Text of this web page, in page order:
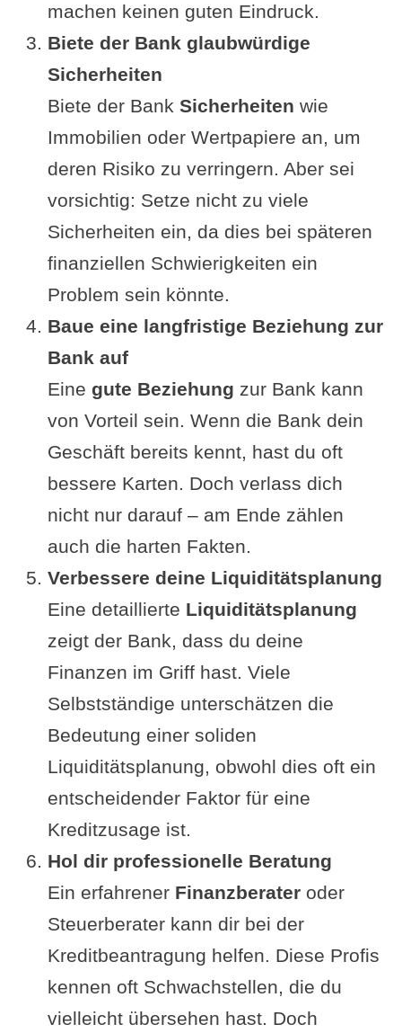
machen keinen guten Eindruck.
Biete der Bank glaubwürdige
Sicherheiten
Biete der Bank Sicherheiten wie
Immobilien oder Wertpapiere an, um
deren Risiko zu verringern. Aber sei
vorsichtig: Setze nicht zu viele
Sicherheiten ein, da dies bei späteren
finanziellen Schwierigkeiten ein
Problem sein könnte.
Baue eine langfristige Beziehung zur
Bank auf
Eine gute Beziehung zur Bank kann
von Vorteil sein. Wenn die Bank dein
Geschäft bereits kennt, hast du oft
bessere Karten. Doch verlass dich
nicht nur darauf – am Ende zählen
auch die harten Fakten.
Verbessere deine Liquiditätsplanung
Eine detaillierte Liquiditätsplanung
zeigt der Bank, dass du deine
Finanzen im Griff hast. Viele
Selbstständige unterschätzen die
Bedeutung einer soliden
Liquiditätsplanung, obwohl dies oft ein
entscheidender Faktor für eine
Kreditzusage ist.
Hol dir professionelle Beratung
Ein erfahrener Finanzberateroder
Steuerberater kann dir bei der
Kreditbeantragung helfen. Diese Profis
kennen oft Schwachstellen, die du
vielleicht übersehen hast. Doch